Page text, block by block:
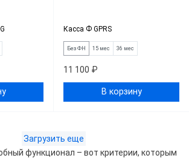
Касса Ф GPRS
Без ФН 15 мес 36 мес
11 100 ₽
В корзину
Загрузить еще
функционал – вот критерии, которым